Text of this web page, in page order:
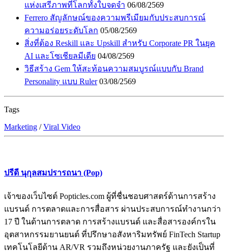
แห่งเสรีภาพที่โลกทั้งใบจดจำ 06/08/2569
Ferrero สัญลักษณ์ของความพรีเมียมกับประสบการณ์
ความอร่อยระดับโลก 05/08/2569
สิ่งที่ต้อง Reskill และ Upskill สำหรับ Corporate PR ในยุค
AI และโซเชียลมีเดีย 04/08/2569
วิธีสร้าง Gem ให้สะท้อนความสมบูรณ์แบบกับ Brand
Personality แบบ Ruler 03/08/2569
Tags
Marketing /Viral Video
ปรีดี นุกุลสมปรารถนา (Pop)
เจ้าของเว็บไซต์ Popticles.com ผู้ที่ชื่นชอบศาสตร์ด้านการสร้าง
แบรนด์ การตลาดและการสื่อสาร ผ่านประสบการณ์ทำงานกว่า
17 ปี ในด้านการตลาด การสร้างแบรนด์ และสื่อสารองค์กรใน
อุตสาหกรรมยานยนต์ ที่ปรึกษาอสังหาริมทรัพย์ FinTech Startup
เทคโนโลยีด้าน AR/VR รวมถึงหน่วยงานภาครัฐ และยังเป็นที่